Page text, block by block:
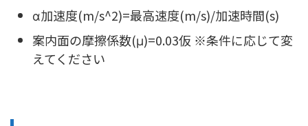
α加速度(m/s^2)=最高速度(m/s)/加速時間(s)
案内面の摩擦係数(μ)=0.03仮 ※条件に応じて変
えてください